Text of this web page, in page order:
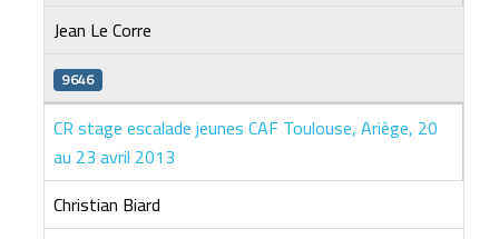
Jean Le Corre
9646
CR stage escalade jeunes CAF Toulouse, Ariège, 20
au 23 avril 2013
Christian Biard